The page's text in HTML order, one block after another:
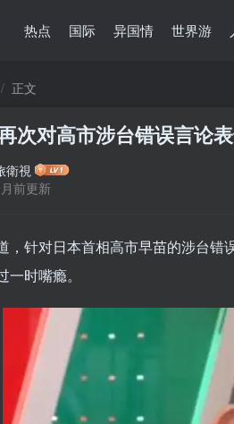
热点 国际 异国情 世界游
正文
次对高市涉台错误言论
衛視
前更新
，针对日本首相高市早苗的涉台
一时嘴瘾。